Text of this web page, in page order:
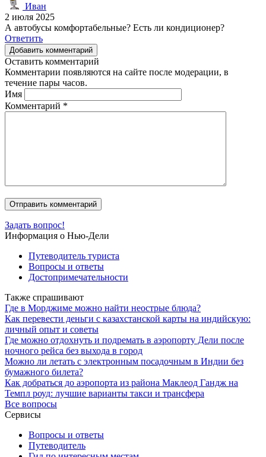
Иван
2 июля 2025
А автобусы комфортабельные? Есть ли кондиционер?
Ответить
Добавить комментарий
Оставить комментарий
Комментарии появляются на сайте после модерации, в
течение пары часов.
Имя
Комментарий *
Задать вопрос!
Информация о Нью-Дели
Путеводитель туриста
Вопросы и ответы
Достопримечательности
Также спрашивают
Где в Морджиме можно найти неострые блюда?
Как перевести деньги с казахстанской карты на индийскую:
личный опыт и советы
Где можно отдохнуть и подремать в аэропорту Дели после
ночного рейса без выхода в город
Можно ли летать с электронным посадочным в Индии без
бумажного билета?
Как добраться до аэропорта из района Маклеод Гандж на
Темпл роуд: лучшие варианты такси и трансфера
Все вопросы
Сервисы
Вопросы и ответы
Путеводитель